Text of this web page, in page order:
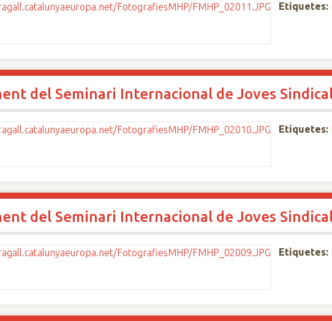
Etiquetes:
del Seminari Internacional de Joves
Etiquetes:
del Seminari Internacional de Joves
Etiquetes: